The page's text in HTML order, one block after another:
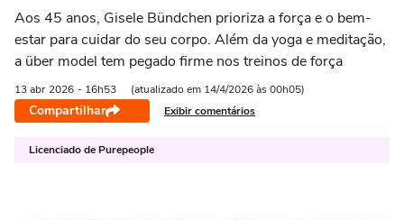
Aos 45 anos, Gisele Bündchen prioriza a força e o bem-
estar para cuidar do seu corpo. Além da yoga e meditação,
a über model tem pegado firme nos treinos de força
13 abr 2026 - 16h53 (atualizado em 14/4/2026 às 00h05)
Compartilhar Exibir comentários
Licenciado de Purepeople